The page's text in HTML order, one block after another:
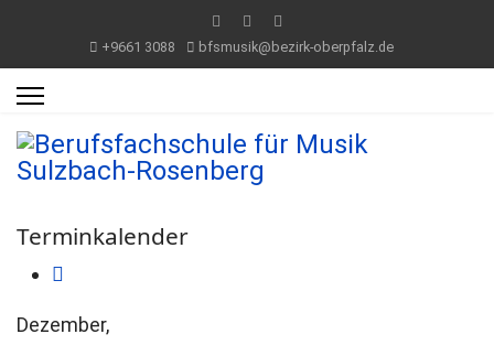
+9661 3088 bfsmusik@bezirk-oberpfalz.de
Terminkalender
Dezember,